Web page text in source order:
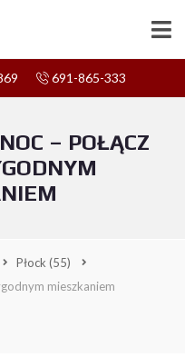
691-865-333
– POŁĄCZ
Płock (55)
mieszkaniem